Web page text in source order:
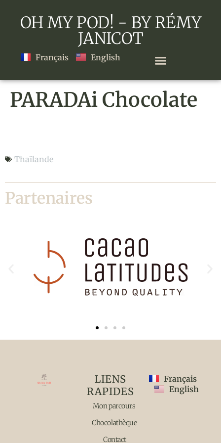
OH MY POD! - BY RÉMY
JANICOT
Français English
PARADAi Chocolate
Thaïlande
Partenaires
LIENS
RAPIDES
Mon parcours
Chocolathèque
Contact
Français
English